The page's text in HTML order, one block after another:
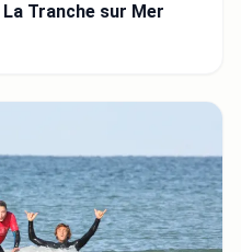
Tranche sur Mer